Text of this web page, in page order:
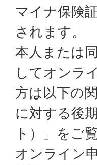
マイナ保険
されます。
本人または
してオンラ
方は以下の
に対する後
ト）」をご
オンライン